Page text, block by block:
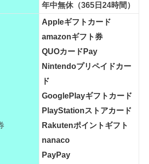
年中無休（365日24時間）
Appleギフトカード
amazonギフト券
QUOカードPay
Nintendoプリペイドカー
ド
GooglePlayギフトカード
PlayStationストアカード
Rakutenポイントギフト
nanaco
PayPay